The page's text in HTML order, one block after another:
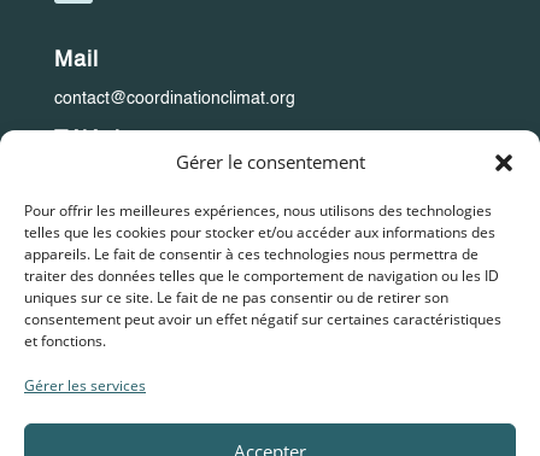
Gérer le consentement
Pour offrir les meilleures expériences, nous utilisons des technologies
telles que les cookies pour stocker et/ou accéder aux informations des
appareils. Le fait de consentir à ces technologies nous permettra de
traiter des données telles que le comportement de navigation ou les ID
uniques sur ce site. Le fait de ne pas consentir ou de retirer son
consentement peut avoir un effet négatif sur certaines caractéristiques
et fonctions.
Gérer les services
Accepter
Mail
contact@coordinationclimat.org
Adresse
Coordination Climat
au Pavillon du Climat
12 rue Vivier, 95220 Herblay-sur-Seine, France
Politiques de cookies